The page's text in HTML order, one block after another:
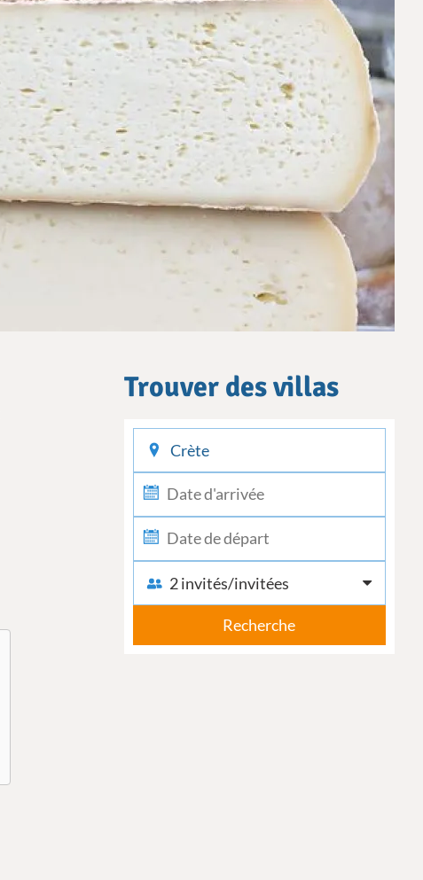
Trouver des villas
2 invités/invitées
Recherche